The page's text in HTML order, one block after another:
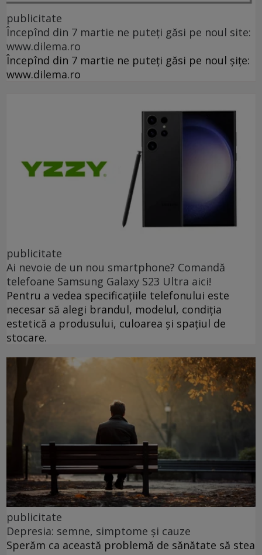
publicitate
Începînd din 7 martie ne puteți găsi pe noul site:
www.dilema.ro
Începînd din 7 martie ne puteți găsi pe noul șițe:
www.dilema.ro
publicitate
Ai nevoie de un nou smartphone? Comandă
telefoane Samsung Galaxy S23 Ultra aici!
Pentru a vedea specificațiile telefonului este
necesar să alegi brandul, modelul, condiția
estetică a produsului, culoarea și spațiul de
stocare.
publicitate
Depresia: semne, simptome și cauze
Sperăm ca această problemă de sănătate să stea